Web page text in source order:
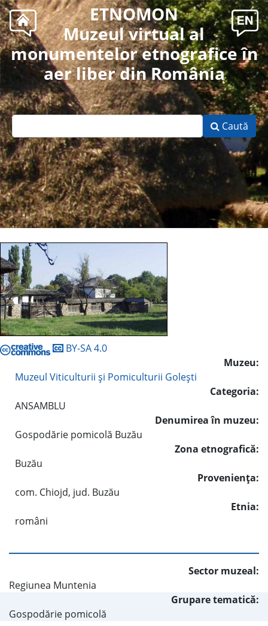
ETNOMON
Muzeul virtual al
monumentelor etnografice în
aer liber din România
Caută
BY-SA 4.0
Muzeu:
Muzeul Viticulturii şi Pomiculturii Goleşti
Categoria:
ANSAMBLU
Denumirea în muzeu:
Gospodărie pomicolă Buzău
Zona etnografică:
Buzău
Provenienţa:
com. Chiojd, jud. Buzău
Etnia:
români
Sector muzeal:
Regiunea Muntenia
Grupare tematică:
Gospodărie pomicolă